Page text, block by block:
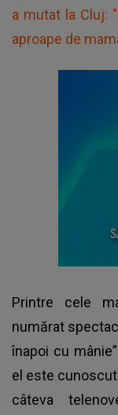
a mutat la Cluj:
aproape de
Printre cele
numărat
înapoi cu
el este
câteva